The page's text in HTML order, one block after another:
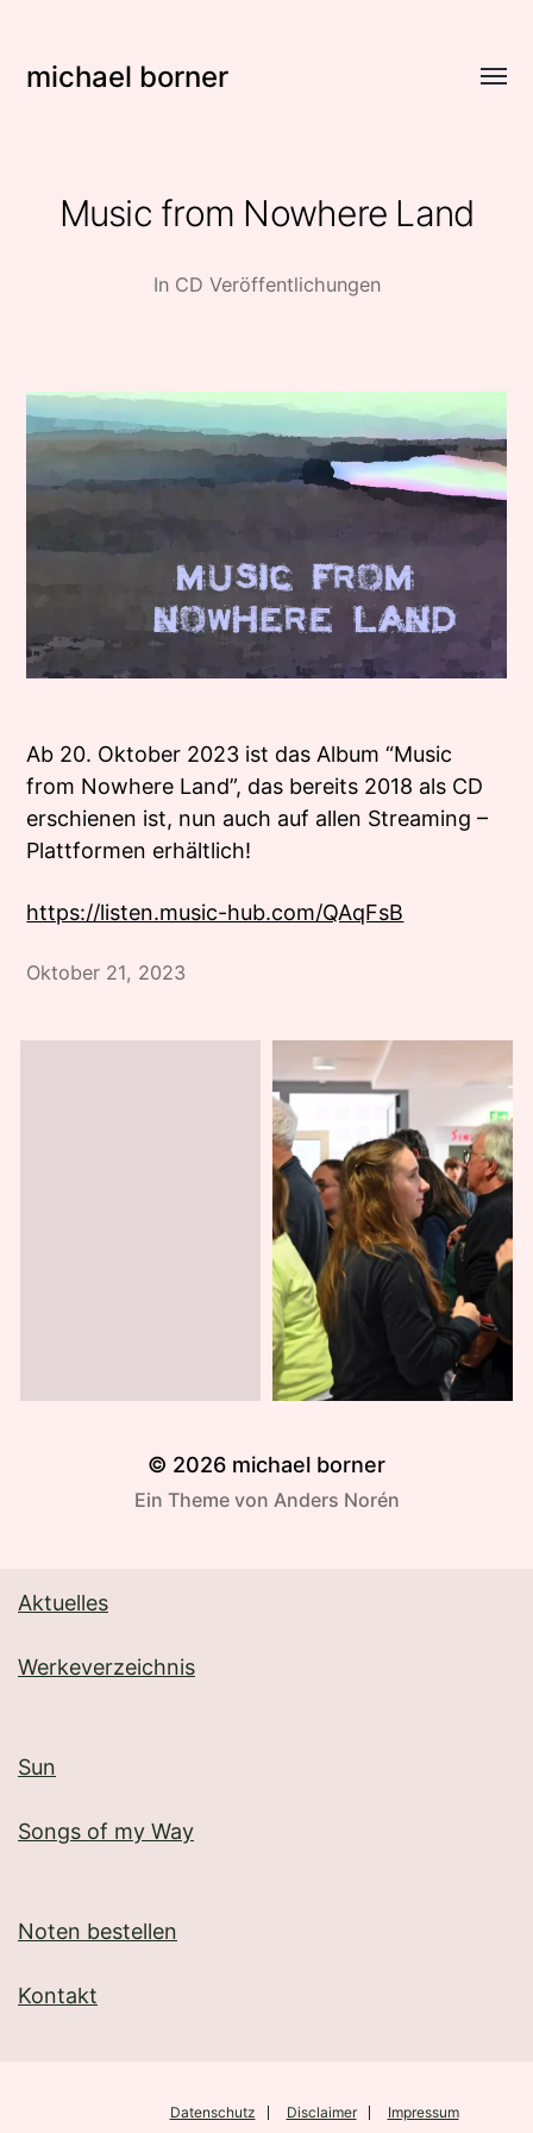
michael borner
Menü
Music from Nowhere Land
In CD Veröffentlichungen
Ab 20. Oktober 2023 ist das Album “Music
from Nowhere Land”, das bereits 2018 als CD
erschienen ist, nun auch auf allen Streaming –
Plattformen erhältlich!
https://listen.music-hub.com/QAqFsB
Oktober 21, 2023
© 2026 michael borner
Ein Theme von Anders Norén
Aktuelles
Werkeverzeichnis
Sun
Songs of my Way
Noten bestellen
Kontakt
Datenschutz Disclaimer Impressum